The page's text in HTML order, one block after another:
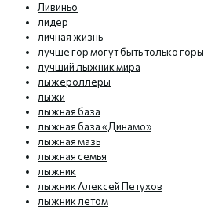
Ливиньо
лидер
личная жизнь
лучше гор могут быть только горы
лучший лыжник мира
лыжероллеры
лыжи
лыжная база
лыжная база «Динамо»
лыжная мазь
лыжная семья
лыжник
лыжник Алексей Петухов
лыжник летом